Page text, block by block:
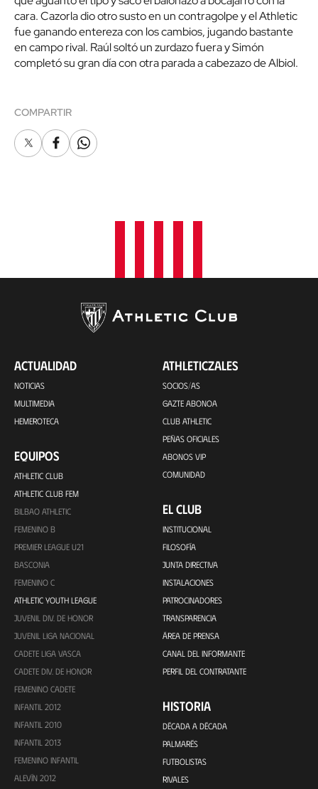
cara. Cazorla dio otro susto en un contragolpe y el Athletic
fue ganando entereza con los cambios, jugando bastante
en campo rival. Raúl soltó un zurdazo fuera y Simón
completó su gran día con otra parada a cabezazo de Albiol.
COMPARTIR
X FacebookWhatsapp
ACTUALIDAD
NOTICIAS
MULTIMEDIA
HEMEROTECA
EQUIPOS
ATHLETIC CLUB
ATHLETIC CLUB FEM
BILBAO ATHLETIC
FEMENINO B
PREMIER LEAGUE U21
BASCONIA
FEMENINO C
ATHLETIC YOUTH LEAGUE
JUVENIL DIV. DE HONOR
JUVENIL LIGA NACIONAL
CADETE LIGA VASCA
CADETE DIV. DE HONOR
FEMENINO CADETE
INFANTIL 2012
INFANTIL 2010
INFANTIL 2013
FEMENINO INFANTIL
ALEVÍN 2012
ATHLETICZALES
SOCIOS/AS
GAZTE ABONOA
CLUB ATHLETIC
PEÑAS OFICIALES
ABONOS VIP
COMUNIDAD
EL CLUB
INSTITUCIONAL
FILOSOFÍA
JUNTA DIRECTIVA
INSTALACIONES
PATROCINADORES
TRANSPARENCIA
ÁREA DE PRENSA
CANAL DEL INFORMANTE
PERFIL DEL CONTRATANTE
HISTORIA
DÉCADA A DÉCADA
PALMARÉS
FUTBOLISTAS
RIVALES